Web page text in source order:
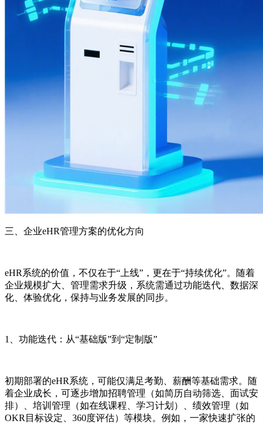
三、企业eHR管理方案的优化方向
eHR系统的价值，不仅在于“上线”，更在于“持续优化”。随着
企业规模扩大、管理需求升级，系统需通过功能迭代、数据深
化、体验优化，保持与业务发展的同步。
1、功能迭代：从“基础版”到“定制版”
初期部署的eHR系统，可能仅满足考勤、薪酬等基础需求。随
着企业成长，可逐步增加招聘管理（如简历自动筛选、面试安
排）、培训管理（如在线课程、学习计划）、绩效管理（如
OKR目标设定、360度评估）等模块。例如，一家快速扩张的